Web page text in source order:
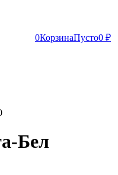
0КорзинаПусто0 ₽
Бел